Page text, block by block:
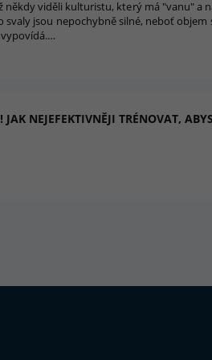
někdy viděli kulturistu, který má "vanu" a
svaly jsou nepochybně silné, neboť
NEJEFEKTIVNĚJI TRÉNOVAT,